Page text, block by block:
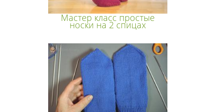
Мастер класс простые
носки на 2 спицах